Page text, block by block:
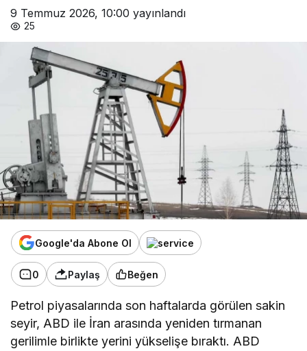
9 Temmuz 2026, 10:00 yayınlandı
25
Google'da Abone Ol
0 Paylaş Beğen
Petrol piyasalarında son haftalarda görülen sakin
seyir, ABD ile İran arasında yeniden tırmanan
gerilimle birlikte yerini yükselişe bıraktı. ABD